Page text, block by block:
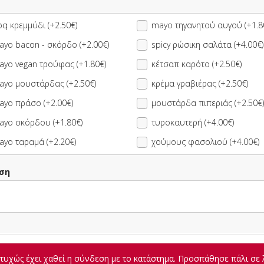
by Βραδύπους
έχει χαθεί η σύνδεση με το κατάστημα. Προσπάθησε πάλι σε
0.10 €
κρεμμύδι (+2.50€)
bacon - σκόρδο (+2.00€)
vegan τρούφας (+1.80€)
μουστάρδας (+2.50€)
πράσο (+2.00€)
σκόρδου (+1.80€)
ταραμά (+2.20€)
mayo τηγανητού αυγού
spicy ρώσικη σαλάτα (+4.00€)
κέτσαπ καρότο (+2.50€)
κρέμα γραβιέρας (+2.50€)
μουστάρδα πιπεριάς (+2.50€)
τυροκαυτερή (+4.00€)
χούμους φασολιού (+4.00€)
έχει χαθεί η σύνδεση με το κατάστημα. Προσπάθησε πάλι σε